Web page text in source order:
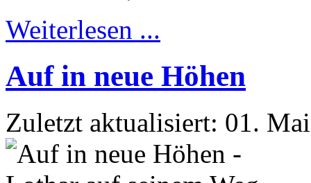
Weiterlesen ...
Auf in neue Höhen
Zuletzt aktualisiert: 01.